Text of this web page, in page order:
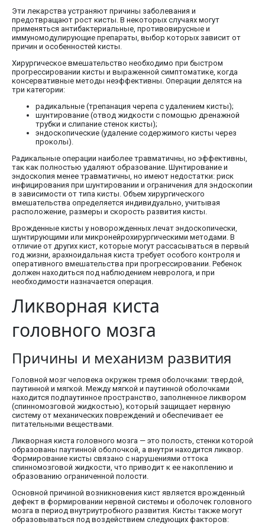
Эти лекарства устраняют причины заболевания и
предотвращают рост кисты. В некоторых случаях могут
применяться антибактериальные, противовирусные и
иммуномодулирующие препараты, выбор которых зависит от
причин и особенностей кисты.
Хирургическое вмешательство необходимо при быстром
прогрессировании кисты и выраженной симптоматике, когда
консервативные методы неэффективны. Операции делятся на
три категории:
радикальные (трепанация черепа с удалением кисты);
шунтирование (отвод жидкости с помощью дренажной
трубки и слипание стенок кисты);
эндоскопические (удаление содержимого кисты через
проколы).
Радикальные операции наиболее травматичны, но эффективны,
так как полностью удаляют образование. Шунтирование и
эндоскопия менее травматичны, но имеют недостатки: риск
инфицирования при шунтировании и ограничения для эндоскопии
в зависимости от типа кисты. Объем хирургического
вмешательства определяется индивидуально, учитывая
расположение, размеры и скорость развития кисты.
Врожденные кисты у новорожденных лечат эндоскопически,
шунтирующими или микронейрохирургическими методами. В
отличие от других кист, которые могут рассасываться в первый
год жизни, арахноидальная киста требует особого контроля и
оперативного вмешательства при прогрессировании. Ребенок
должен находиться под наблюдением невролога, и при
необходимости назначается операция.
Ликворная киста
головного мозга
Причины и механизм развития
Головной мозг человека окружен тремя оболочками: твердой,
паутинной и мягкой. Между мягкой и паутинной оболочками
находится подпаутинное пространство, заполненное ликвором
(спинномозговой жидкостью), который защищает нервную
систему от механических повреждений и обеспечивает ее
питательными веществами.
Ликворная киста головного мозга — это полость, стенки которой
образованы паутинной оболочкой, а внутри находится ликвор.
Формирование кисты связано с нарушениями оттока
спинномозговой жидкости, что приводит к ее накоплению и
образованию ограниченной полости.
Основной причиной возникновения кист является врожденный
дефект в формировании нервной системы и оболочек головного
мозга в период внутриутробного развития. Кисты также могут
образовываться под воздействием следующих факторов: